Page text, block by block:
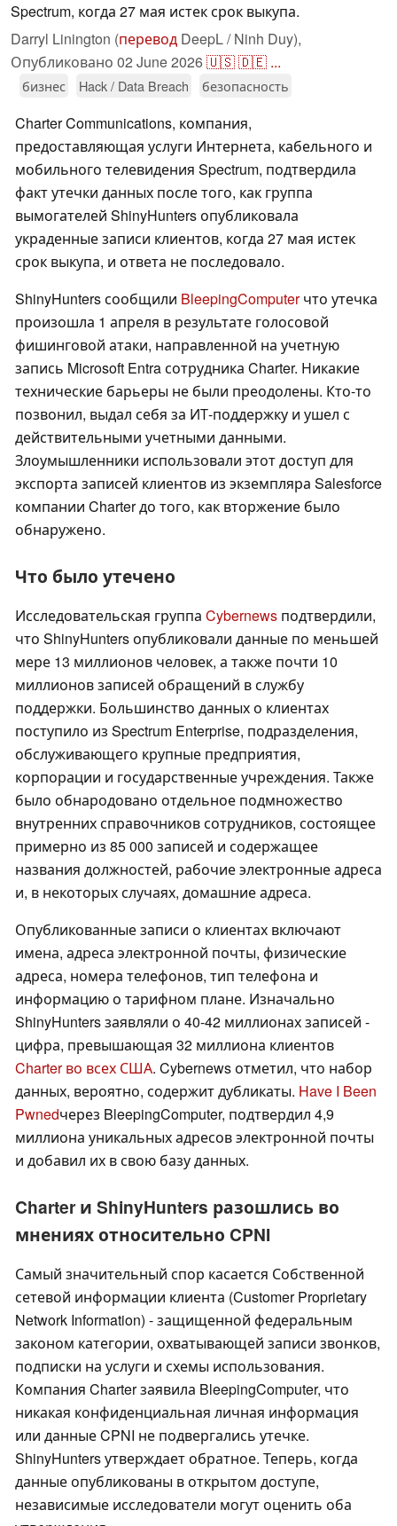
Spectrum, когда 27 мая истек срок выкупа.
Darryl Linington (перевод DeepL / Ninh Duy),
Опубликовано 02 June 2026🇺🇸🇩🇪 ...
бизнес Hack / Data Breach безопасность
Charter Communications, компания,
предоставляющая услуги Интернета, кабельного и
мобильного телевидения Spectrum, подтвердила
факт утечки данных после того, как группа
вымогателей ShinyHunters опубликовала
украденные записи клиентов, когда 27 мая истек
срок выкупа, и ответа не последовало.
ShinyHunters сообщили BleepingComputerчто утечка
произошла 1 апреля в результате голосовой
фишинговой атаки, направленной на учетную
запись Microsoft Entra сотрудника Charter. Никакие
технические барьеры не были преодолены. Кто-то
позвонил, выдал себя за ИТ-поддержку и ушел с
действительными учетными данными.
Злоумышленники использовали этот доступ для
экспорта записей клиентов из экземпляра Salesforce
компании Charter до того, как вторжение было
обнаружено.
Что было утечено
Исследовательская группа Cybernews подтвердили,
что ShinyHunters опубликовали данные по меньшей
мере 13 миллионов человек, а также почти 10
миллионов записей обращений в службу
поддержки. Большинство данных о клиентах
поступило из Spectrum Enterprise, подразделения,
обслуживающего крупные предприятия,
корпорации и государственные учреждения. Также
было обнародовано отдельное подмножество
внутренних справочников сотрудников, состоящее
примерно из 85 000 записей и содержащее
названия должностей, рабочие электронные адреса
и, в некоторых случаях, домашние адреса.
Опубликованные записи о клиентах включают
имена, адреса электронной почты, физические
адреса, номера телефонов, тип телефона и
информацию о тарифном плане. Изначально
ShinyHunters заявляли о 40-42 миллионах записей -
цифра, превышающая 32 миллиона клиентов
Charter во всех США. Cybernews отметил, что набор
данных, вероятно, содержит дубликаты. Have I Been
Pwnedчерез BleepingComputer, подтвердил 4,9
миллиона уникальных адресов электронной почты
и добавил их в свою базу данных.
Charter и ShinyHunters разошлись во
мнениях относительно CPNI
Самый значительный спор касается Собственной
сетевой информации клиента (Customer Proprietary
Network Information) - защищенной федеральным
законом категории, охватывающей записи звонков,
подписки на услуги и схемы использования.
Компания Charter заявила BleepingComputer, что
никакая конфиденциальная личная информация
или данные CPNI не подвергались утечке.
ShinyHunters утверждает обратное. Теперь, когда
данные опубликованы в открытом доступе,
независимые исследователи могут оценить оба